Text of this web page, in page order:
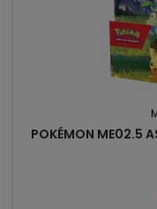
POKÉMON ME02.5